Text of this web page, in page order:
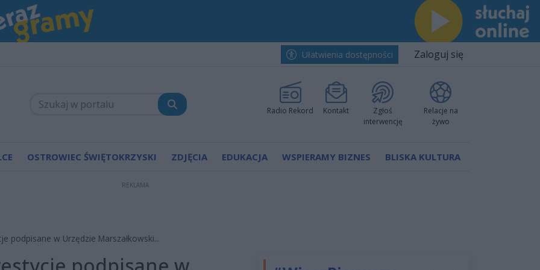
Ułatwienia dostępności Zaloguj się
Radio Rekord Kontakt
Zgłoś
interwencję
Relacje na
żywo
OSTROWIEC ŚWIĘTOKRZYSKI ZDJĘCIA EDUKACJA WSPIERAMY BIZNES BLISKA KULTURA
REKLAMA
podpisane w Urzędzie Marszałkowski...